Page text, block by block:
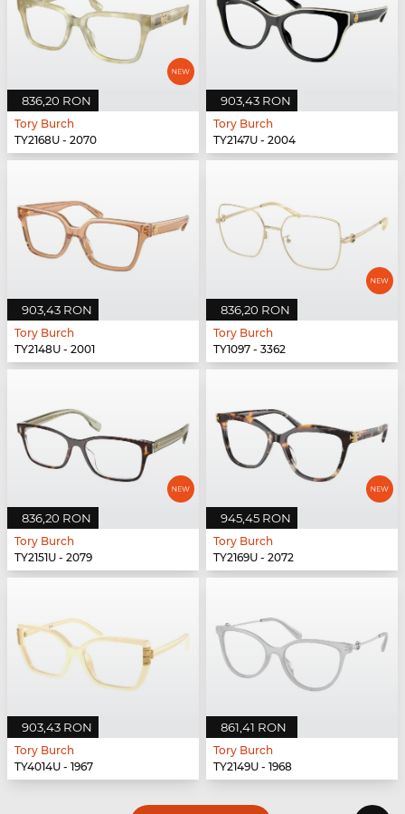
836,20 RON
Tory Burch
TY2168U - 2070
903,43 RON
Tory Burch
TY2147U - 2004
903,43 RON
Tory Burch
TY2148U - 2001
836,20 RON
Tory Burch
TY1097 - 3362
836,20 RON
Tory Burch
TY2151U - 2079
945,45 RON
Tory Burch
TY2169U - 2072
903,43 RON
Tory Burch
TY4014U - 1967
861,41 RON
Tory Burch
TY2149U - 1968